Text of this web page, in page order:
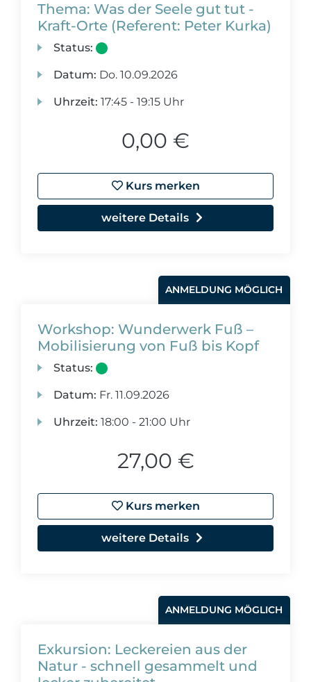
Thema: Was der Seele gut tut -
Kraft-Orte (Referent: Peter Kurka)
Status:
Datum: Do. 10.09.2026
Uhrzeit: 17:45 - 19:15 Uhr
0,00 €
Kurs merken
weitere Details
ANMELDUNG MÖGLICH
Workshop: Wunderwerk Fuß –
Mobilisierung von Fuß bis Kopf
Status:
Datum: Fr. 11.09.2026
Uhrzeit: 18:00 - 21:00 Uhr
27,00 €
Kurs merken
weitere Details
ANMELDUNG MÖGLICH
Exkursion: Leckereien aus der
Natur - schnell gesammelt und